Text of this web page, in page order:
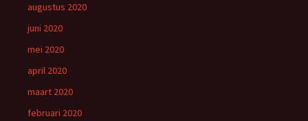
augustus 2020
juni 2020
mei 2020
april 2020
maart 2020
februari 2020